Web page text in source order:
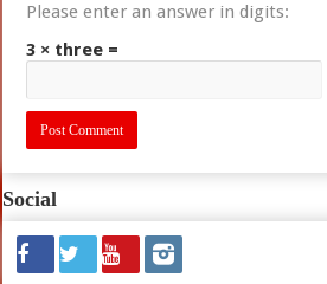
Please enter an answer in digits:
3 × three =
Social